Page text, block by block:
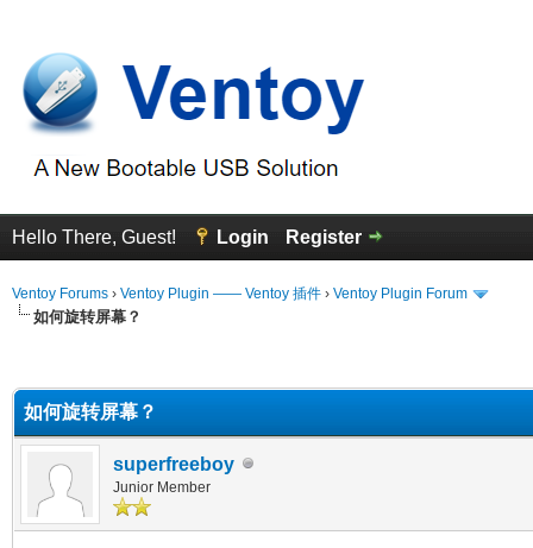
Hello There, Guest! Login Register
Ventoy Forums › Ventoy Plugin —— Ventoy 插件 › Ventoy Plugin Forum
如何旋转屏幕？
如何旋转屏幕？
superfreeboy
Junior Member